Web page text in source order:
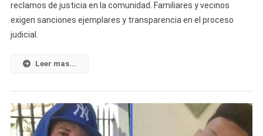
Vinculados
Al
La
Vida
reclamos de justicia en la comunidad. Familiares y vecinos
exigen sanciones ejemplares y transparencia en el proceso
judicial.
Leer mas...